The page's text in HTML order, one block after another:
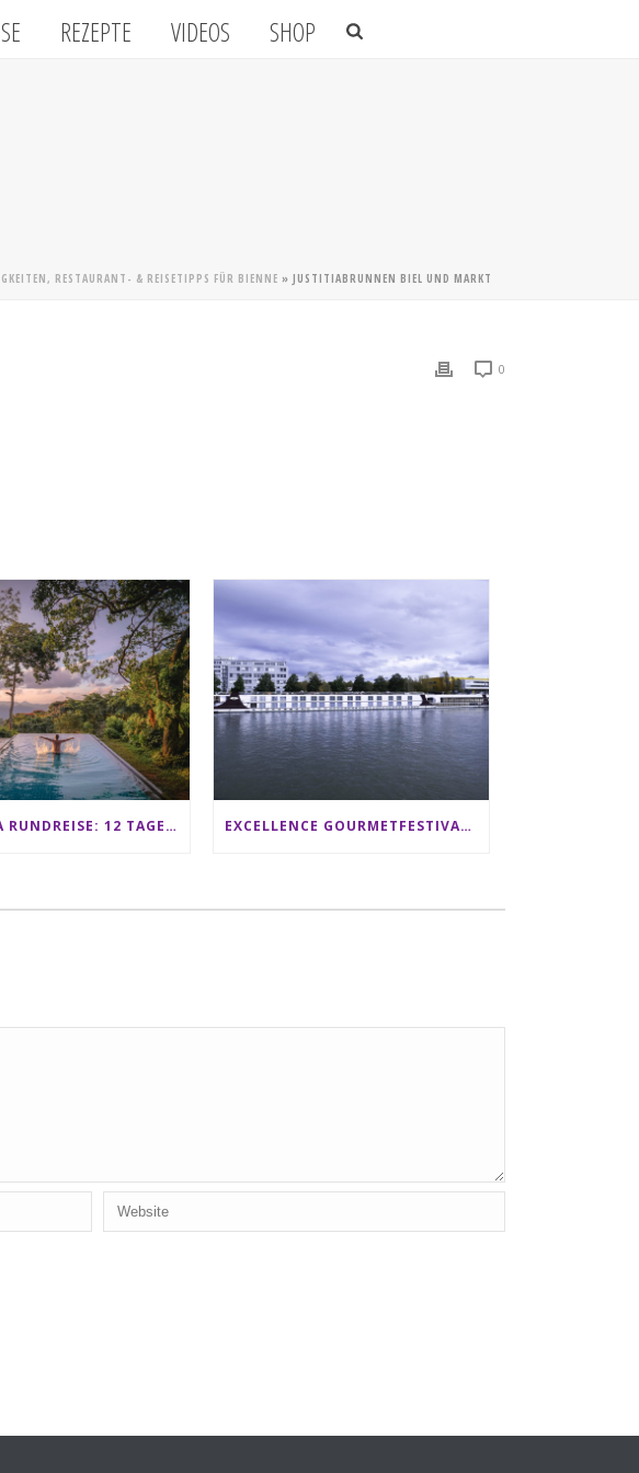
REZEPTE VIDEOS SHOP
RESTAURANT- & REISETIPPS FÜR BIENNE » JUSTITIABRUNNEN BIEL UND MARKT
0
SRI LANKA RUNDREISE: 12 TAGE ZWISCHEN ELEFANTEN, TEEPLANTAGEN & STRAND ALS FAMILIE EXCELLENCE GOURMETFESTIVAL ´25: ZWEI STERNEKÖCHE ANTONIO GUIDA & DARIO MORESCO VERWÖHNEN IHRE GÄSTE AUF EINER LUXERIÖSEN SCHIFFSREISE